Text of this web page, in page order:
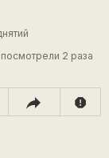
2 раза
report